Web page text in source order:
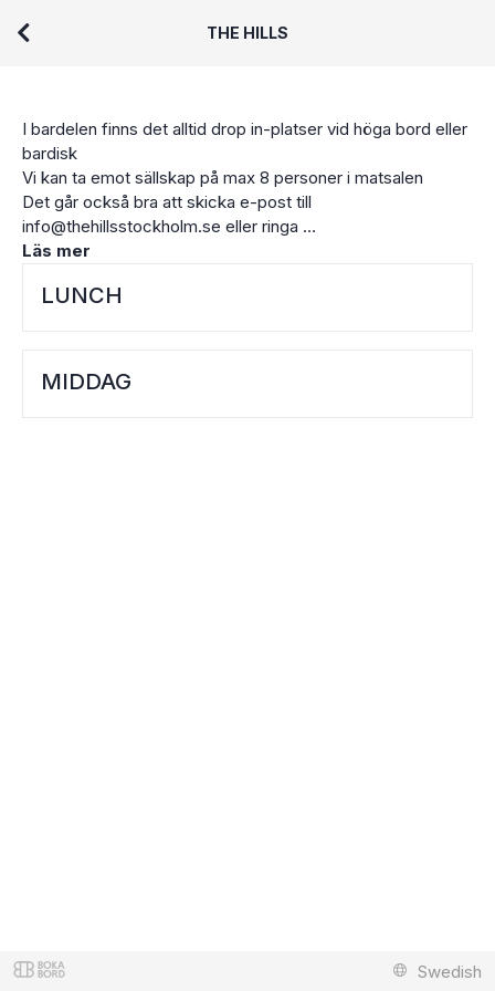
THE HILLS
I bardelen finns det alltid drop in-platser vid höga bord eller
bardisk
Vi kan ta emot sällskap på max 8 personer i matsalen
Det går också bra att skicka e-post till
info@thehillsstockholm.se eller ringa
08-678 00 01 om du inte hittar bord eller dagar du söker.
info@thehillsstockholm.se för bokningsförfrågan.
Läs mer
LUNCH
MIDDAG
Swedish